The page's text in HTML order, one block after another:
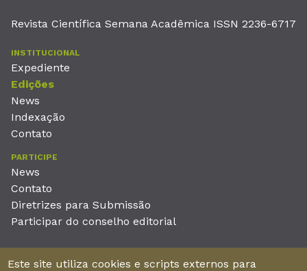
Revista Científica Semana Acadêmica ISSN 2236-6717
INSTITUCIONAL
Expediente
Edições
News
Indexação
Contato
PARTICIPE
News
Contato
Diretrizes para Submissão
Participar do conselho editorial
Unieducar Inteligência Educacional Ltda
Este site utiliza cookies e scripts externos para